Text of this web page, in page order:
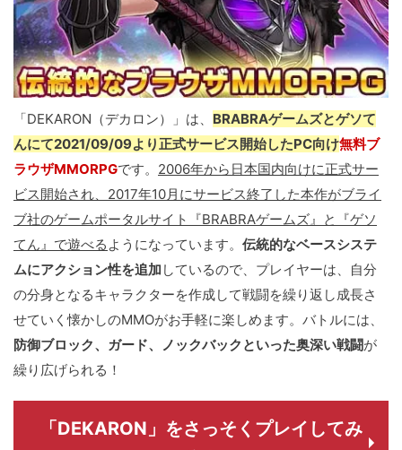
「DEKARON（デカロン）」は、 BRABRAゲームズとゲソて
んにて2021/09/09より正式サービス開始したPC向け無料ブ
ラウザMMORPGです。 2006年から日本国内向けに正式サー
ビス開始され、2017年10月にサービス終了した本作がブライ
ブ社のゲームポータルサイト『BRABRAゲームズ』と『ゲソ
てん』で遊べる ようになっています。 伝統的なベースシステ
ムにアクション性を追加 しているので、プレイヤーは、自分
の分身となるキャラクターを作成して戦闘を繰り返し成長さ
せていく懐かしのMMOがお手軽に楽しめます。バトルには、
防御ブロック、ガード、ノックバックといった奥深い戦闘が
繰り広げられる！
「DEKARON」をさっそくプレイしてみ